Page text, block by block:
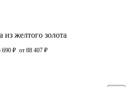
из желтого золота
690 ₽ от 88 407 ₽